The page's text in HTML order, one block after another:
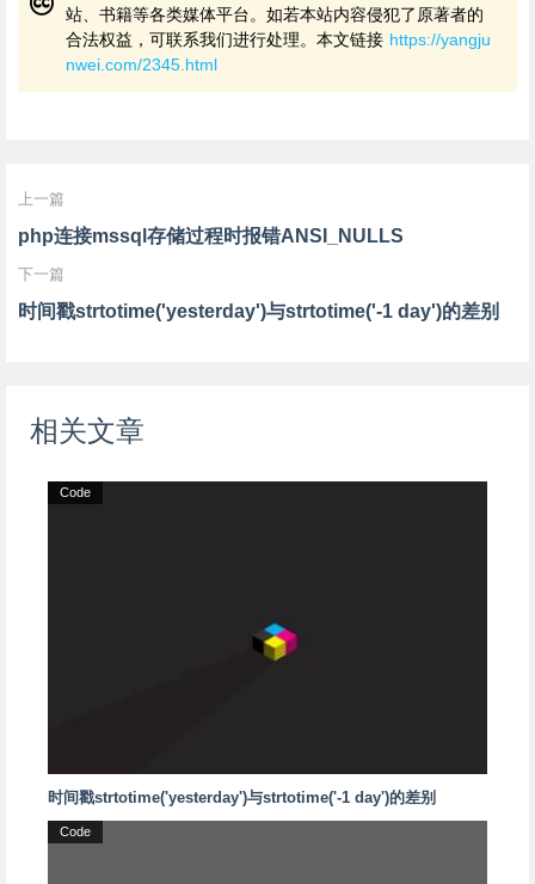
站、书籍等各类媒体平台。如若本站内容侵犯了原著者的
合法权益，可联系我们进行处理。本文链接 https://yangju
nwei.com/2345.html
上一篇
php连接mssql存储过程时报错ANSI_NULLS
下一篇
时间戳strtotime('yesterday')与strtotime('-1 day')的差别
相关文章
Code
时间戳strtotime('yesterday')与strtotime('-1 day')的差别
Code